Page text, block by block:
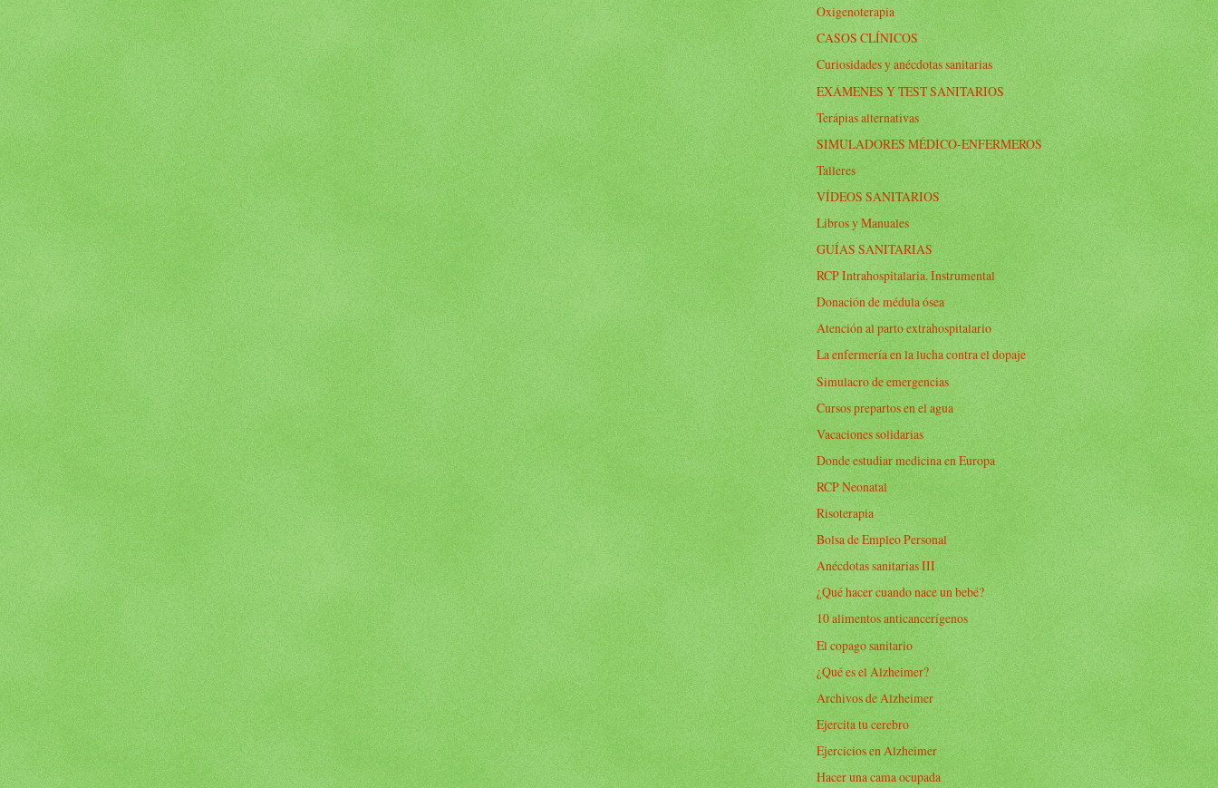
Oxigenoterapia
CASOS CLÍNICOS
Curiosidades y anécdotas sanitarias
EXÁMENES Y TEST SANITARIOS
Terápias alternativas
SIMULADORES MÉDICO-ENFERMEROS
Talleres
VÍDEOS SANITARIOS
Libros y Manuales
GUÍAS SANITARIAS
RCP Intrahospitalaria. Instrumental
Donación de médula ósea
Atención al parto extrahospitalario
La enfermería en la lucha contra el dopaje
Simulacro de emergencias
Cursos prepartos en el agua
Vacaciones solidarias
Donde estudiar medicina en Europa
RCP Neonatal
Risoterapia
Bolsa de Empleo Personal
Anécdotas sanitarias III
¿Qué hacer cuando nace un bebé?
10 alimentos anticancerígenos
El copago sanitario
¿Qué es el Alzheimer?
Archivos de Alzheimer
Ejercita tu cerebro
Ejercicios en Alzheimer
Hacer una cama ocupada